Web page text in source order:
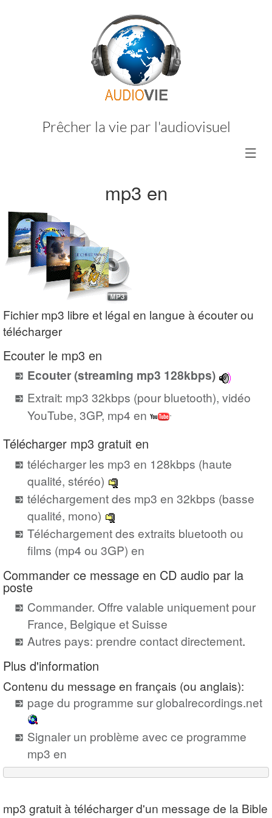
Prêcher la vie par l'audiovisuel
mp3 en
Fichier mp3 libre et légal en langue à écouter ou
télécharger
Ecouter le mp3 en
Ecouter (streaming mp3 128kbps)
Extrait: mp3 32kbps (pour bluetooth), vidéo
YouTube, 3GP, mp4 en
Télécharger mp3 gratuit en
télécharger les mp3 en 128kbps (haute
qualité, stéréo)
téléchargement des mp3 en 32kbps (basse
qualité, mono)
Téléchargement des extraits bluetooth ou
films (mp4 ou 3GP) en
Commander ce message en CD audio par la
poste
Commander. Offre valable uniquement pour
France, Belgique et Suisse
Autres pays: prendre contact directement.
Plus d'information
Contenu du message en français (ou anglais):
page du programme sur globalrecordings.net
Signaler un problème avec ce programme
mp3 en
mp3 gratuit à télécharger d'un message de la Bible